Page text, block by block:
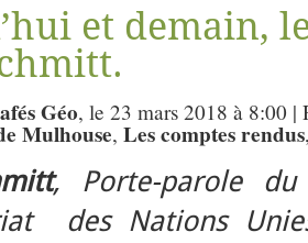
et demain,
Géo, le 23 mars 2018 à 8:00
Mulhouse, Les comptes rendus
, Porte-parole
des Nations